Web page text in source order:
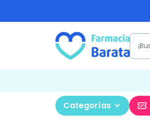
Categorías